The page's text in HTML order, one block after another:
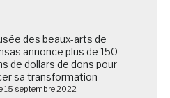
des beaux-arts de
annonce plus de 150
de dollars de dons pour
sa transformation
15 septembre 2022